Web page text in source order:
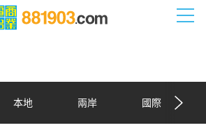
本地 兩岸 國際